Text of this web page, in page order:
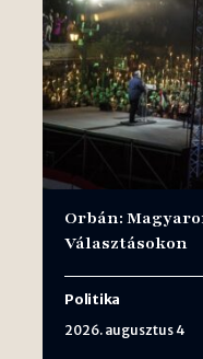
Orbán:
Választásokon
Politika
2026. augusztus 4